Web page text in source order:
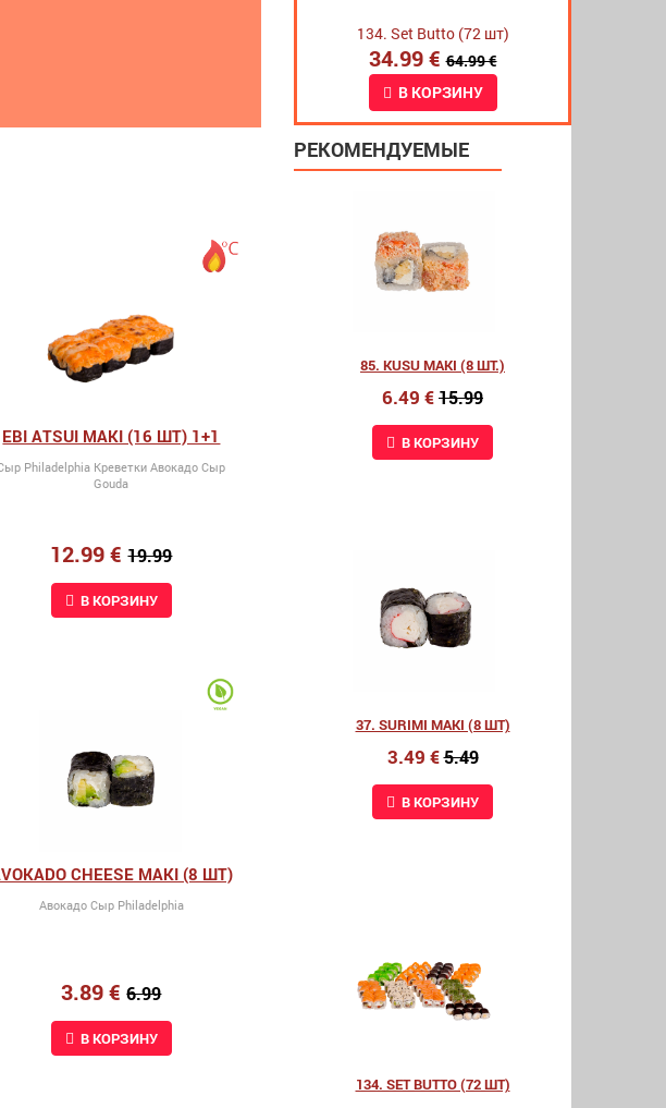
134. Set Butto (72 шт)
34.99 €64.99 €
В КОРЗИНУ
РЕКОМЕНДУЕМЫЕ
85. KUSU MAKI (8 ШТ.)
6.49 €15.99
В КОРЗИНУ
37. SURIMI MAKI (8 ШТ)
3.49 €5.49
В КОРЗИНУ
134. SET BUTTO (72 ШТ)
EBI ATSUI MAKI (16 ШТ) 1+1
Philadelphia Kреветки Авокадо Сыр
Gouda
12.99 €19.99
В КОРЗИНУ
CHEESE MAKI (8 ШТ)
Авокадо Сыр Philadelphia
3.89 €6.99
В КОРЗИНУ